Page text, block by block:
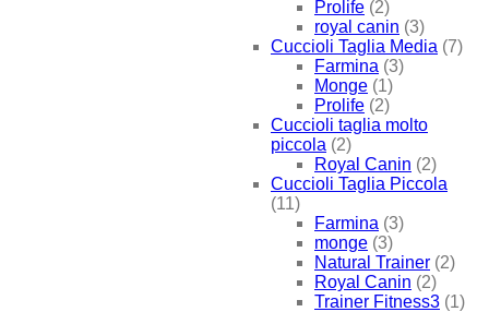
Prolife (2)
royal canin (3)
Cuccioli Taglia Media (7)
Farmina (3)
Monge (1)
Prolife (2)
Cuccioli taglia molto
piccola (2)
Royal Canin (2)
Cuccioli Taglia Piccola
(11)
Farmina (3)
monge (3)
Natural Trainer (2)
Royal Canin (2)
Trainer Fitness3 (1)